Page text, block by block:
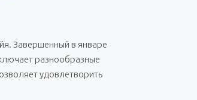
Завершенный в январе
разнообразные
удовлетворить